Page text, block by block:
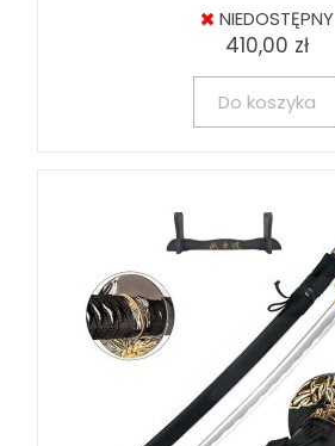
NIEDOSTĘPNY
410,00 zł
Do koszyka